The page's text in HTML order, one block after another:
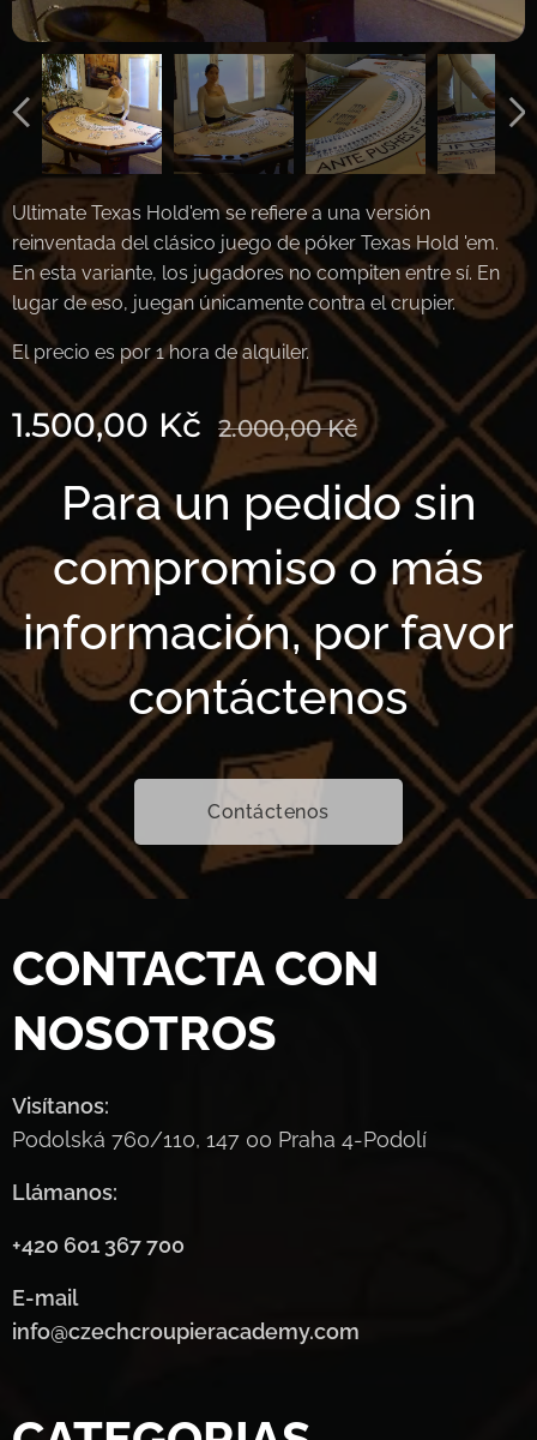
Ultimate Texas Hold'em se refiere a una versión
reinventada del clásico juego de póker Texas Hold 'em.
En esta variante, los jugadores no compiten entre sí. En
lugar de eso, juegan únicamente contra el crupier.
El precio es por 1 hora de alquiler.
1.500,00 Kč 2.000,00Kč
Para un pedido sin
compromiso o más
información, por favor
contáctenos
Contáctenos
CONTACTA CON
NOSOTROS
Visítanos:
Podolská 760/110, 147 00 Praha 4-Podolí
Llámanos:
+420 601 367 700
E-mail
info@czechcroupieracademy.com